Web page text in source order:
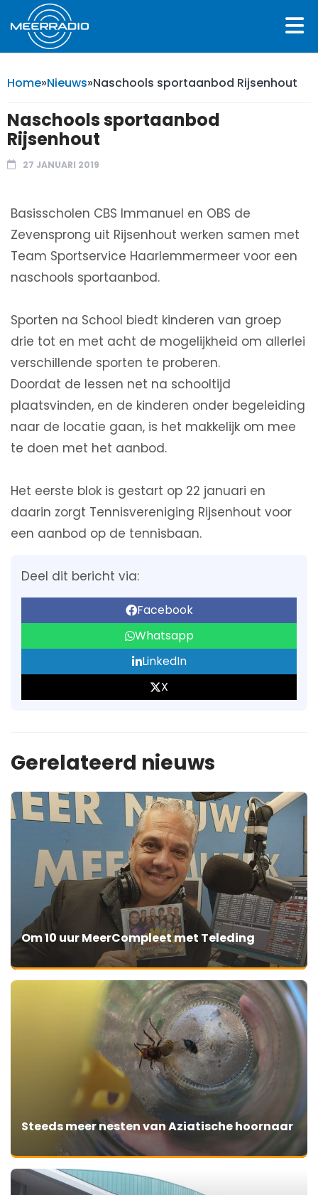
Home»Nieuws»Naschools sportaanbod Rijsenhout
Naschools sportaanbod
Rijsenhout
27 JANUARI 2019
Basisscholen CBS Immanuel en OBS de
Zevensprong uit Rijsenhout werken samen met
Team Sportservice Haarlemmermeer voor een
naschools sportaanbod.
Sporten na School biedt kinderen van groep
drie tot en met acht de mogelijkheid om allerlei
verschillende sporten te proberen.
Doordat de lessen net na schooltijd
plaatsvinden, en de kinderen onder begeleiding
naar de locatie gaan, is het makkelijk om mee
te doen met het aanbod.
Het eerste blok is gestart op 22 januari en
daarin zorgt Tennisvereniging Rijsenhout voor
een aanbod op de tennisbaan.
Deel dit bericht via:
Facebook
Whatsapp
LinkedIn
X
Gerelateerd nieuws
Om 10 uur MeerCompleet met Teleding
Steeds meer nesten van Aziatische hoornaar